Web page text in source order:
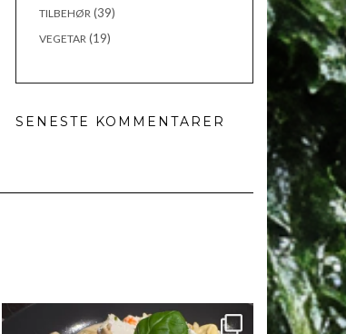
TILBEHØR (39)
VEGETAR (19)
SENESTE KOMMENTARER